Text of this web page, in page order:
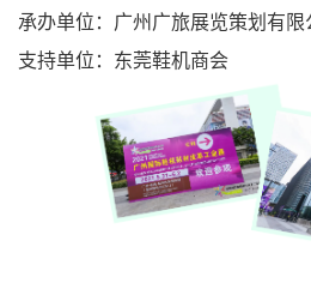
承办单位：广州广旅展览策划有限
支持单位：东莞鞋机商会